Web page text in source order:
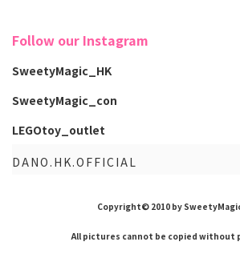
Follow our Instagram
SweetyMagic_HK
SweetyMagic_con
LEGOtoy_outlet
DANO.HK.OFFICIAL
Copyright© 2010 by
All pictures cannot be copied without